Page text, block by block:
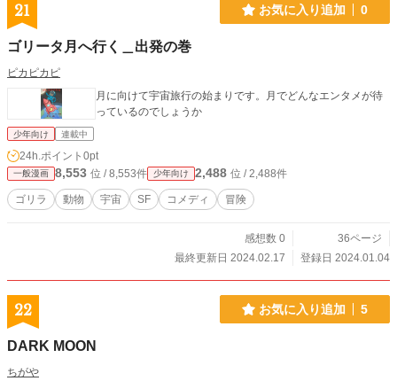
21 お気に入り追加 0
ゴリータ月へ行く＿出発の巻
ピカピカピ
月に向けて宇宙旅行の始まりです。月でどんなエンタメが待
っているのでしょうか
少年向け 連載中
24h.ポイント 0pt
一般漫画 8,553 位 / 8,553件 少年向け 2,488 位 / 2,488件
ゴリラ 動物 宇宙 SF コメディ 冒険
感想数 0
36ページ
最終更新日 2024.02.17
登録日 2024.01.04
22 お気に入り追加 5
DARK MOON
ちがや